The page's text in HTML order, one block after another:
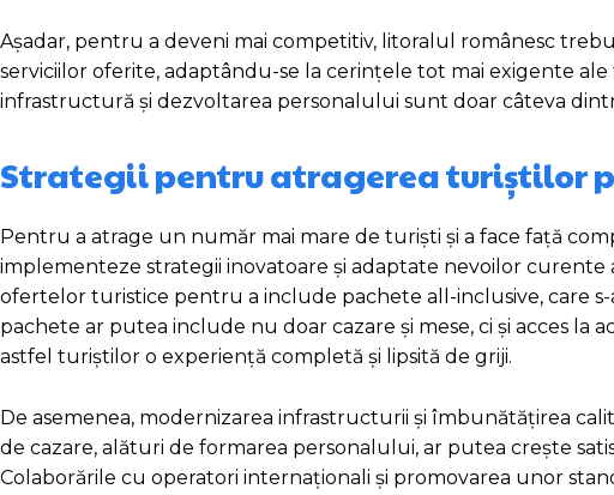
Așadar, pentru a deveni mai competitiv, litoralul românesc
serviciilor oferite, adaptându-se la cerințele tot mai exigente
infrastructură și dezvoltarea personalului sunt doar câteva
Strategii pentru atragerea turiștilor
Pentru a atrage un număr mai mare de turiști și a face față
implementeze strategii inovatoare și adaptate nevoilor curente
ofertelor turistice pentru a include pachete all-inclusive, care
pachete ar putea include nu doar cazare și mese, ci și acces la
astfel turiștilor o experiență completă și lipsită de griji.
De asemenea, modernizarea infrastructurii și îmbunătățirea
de cazare, alături de formarea personalului, ar putea crește
Colaborările cu operatori internaționali și promovarea unor